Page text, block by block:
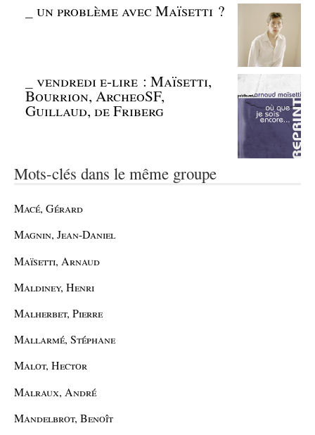
_un problème avec Maïsetti ?
_vendredi e-lire : Maïsetti,
Bourrion, ArcheoSF,
Guillaud, de Friberg
Mots-clés dans le même groupe
Macé, Gérard
Magnin, Jean-Daniel
Maïsetti, Arnaud
Maldiney, Henri
Malherbet, Pierre
Mallarmé, Stéphane
Malot, Hector
Malraux, André
Mandelbrot, Benoît